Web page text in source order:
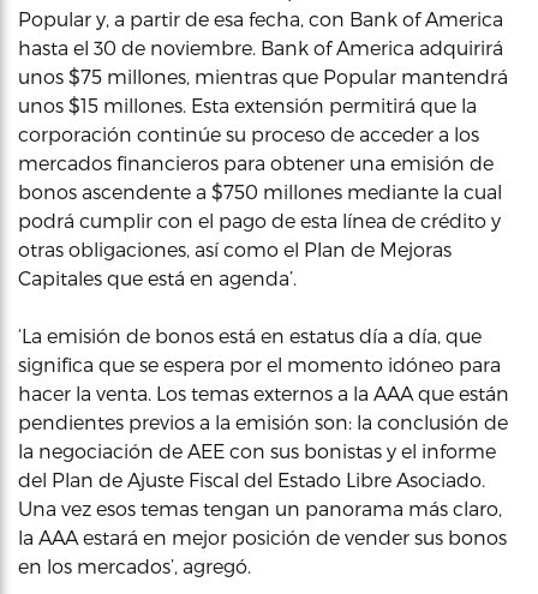
Popular y, a partir de esa fecha, con Bank of America
hasta el 30 de noviembre. Bank of America adquirirá
unos $75 millones, mientras que Popular mantendrá
unos $15 millones. Esta extensión permitirá que la
corporación continúe su proceso de acceder a los
mercados financieros para obtener una emisión de
bonos ascendente a $750 millones mediante la cual
podrá cumplir con el pago de esta línea de crédito y
otras obligaciones, así como el Plan de Mejoras
Capitales que está en agenda’.
‘La emisión de bonos está en estatus día a día, que
significa que se espera por el momento idóneo para
hacer la venta. Los temas externos a la AAA que están
pendientes previos a la emisión son: la conclusión de
la negociación de AEE con sus bonistas y el informe
del Plan de Ajuste Fiscal del Estado Libre Asociado.
Una vez esos temas tengan un panorama más claro,
la AAA estará en mejor posición de vender sus bonos
en los mercados’, agregó.